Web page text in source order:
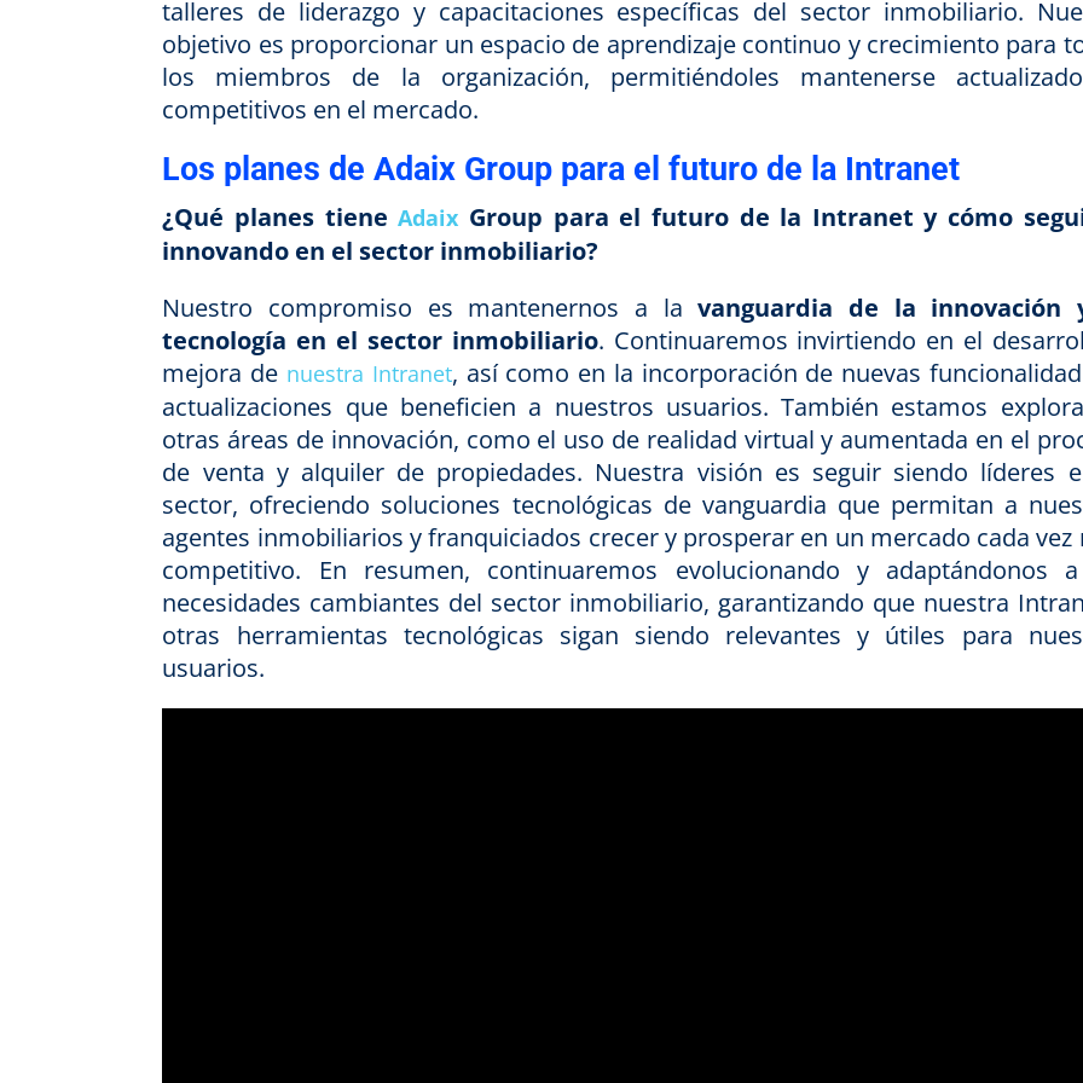
talleres de liderazgo y capacitaciones específicas del sector inmobiliario.
objetivo es proporcionar un espacio de aprendizaje continuo y crecimiento para
los miembros de la organización, permitiéndoles mantenerse
competitivos en el mercado.
Los planes de Adaix Group para el futuro de la Intranet
¿Qué planes tieneAdaix Group para el futuro de la Intranet y cómo
innovando en el sector inmobiliario?
Nuestro compromiso es mantenernos a lavanguardia de la innovación
tecnología en el sector inmobiliario. Continuaremos invirtiendo en el
mejora de nuestra Intranet, así como en la incorporación de nuevas
actualizaciones que beneficien a nuestros usuarios. También estamos
otras áreas de innovación, como el uso de realidad virtual y aumentada en el
de venta y alquiler de propiedades. Nuestra visión es seguir siendo líderes
sector, ofreciendo soluciones tecnológicas de vanguardia que permitan a
agentes inmobiliarios y franquiciados crecer y prosperar en un mercado cada vez
competitivo. En resumen, continuaremos evolucionando y adaptándonos
necesidades cambiantes del sector inmobiliario, garantizando que nuestra
otras herramientas tecnológicas sigan siendo relevantes y útiles para
usuarios.